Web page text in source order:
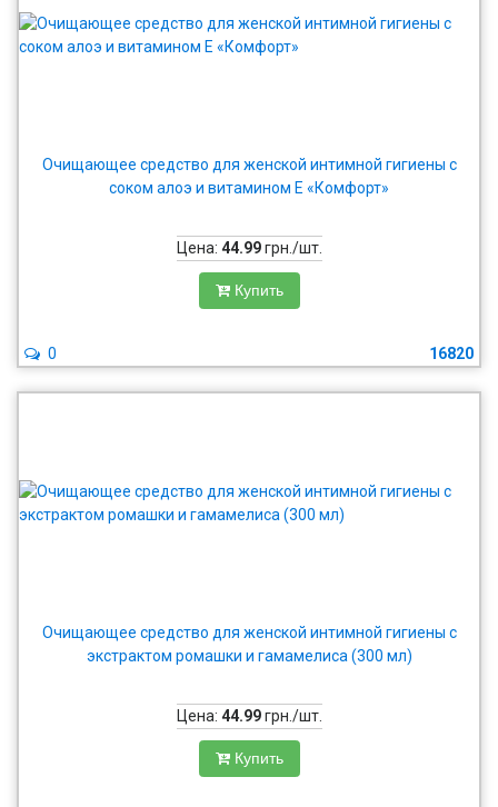
Очищающее средство для женской интимной гигиены с
соком алоэ и витамином Е «Комфорт»
Цена: 44.99грн./шт.
Купить
16820
0
Очищающее средство для женской интимной гигиены с
экстрактом ромашки и гамамелиса (300 мл)
Цена: 44.99грн./шт.
Купить